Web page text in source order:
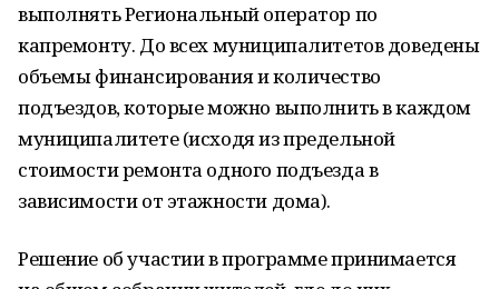
выполнять Региональный оператор по
капремонту. До всех муниципалитетов доведены
объемы финансирования и количество
подъездов, которые можно выполнить в каждом
муниципалитете (исходя из предельной
стоимости ремонта одного подъезда в
зависимости от этажности дома).
Решение об участии в программе принимается